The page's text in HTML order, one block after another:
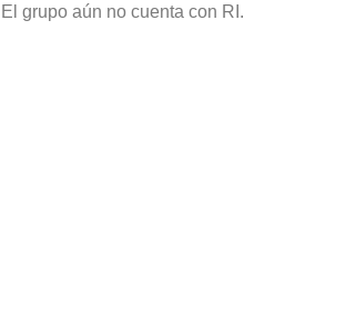
El grupo aún no cuenta con RI.